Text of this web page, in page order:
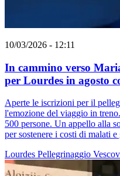
10/03/2026 - 12:11
In cammino verso
per Lourdes in agosto
Aperte le iscrizioni per il
l'emozione del viaggio in
500 persone. Un appello alla
per sostenere i costi di malati
Lourdes Pellegrinaggio